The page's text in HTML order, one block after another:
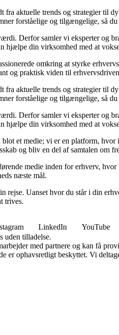
fra aktuelle trends og strategier til
forståelige og tilgængelige, så
Derfor samler vi eksperter og
hjælpe din virksomhed med at
omkring at styrke
og praktisk viden til
fra aktuelle trends og strategier til
forståelige og tilgængelige, så
Derfor samler vi eksperter og
hjælpe din virksomhed med at
et medie; vi er en platform,
og bliv en del af samtalen om
medie inden for erhverv,
næste mål.
rejse. Uanset hvor du står i din
trives.
LinkedIn YouTube
uden tilladelse.
med partnere og kan få
er ophavsretligt beskyttet. Vi